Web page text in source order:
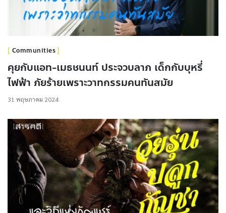
Communities
คุยกับแอท-เมธชนนท์ ประจวบลาภ เด็กกับบุหรี่
ไฟฟ้า ภัยร้ายเพราะวาทกรรมคนทันสมัย
31 พฤษภาคม 2024